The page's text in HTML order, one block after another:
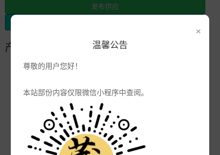
×
温馨公告
尊敬的用户您好！
本站部份内容仅限微信小程序中查阅。
发布供应
产品参数
编号:
青花陶瓷酒瓶生产厂家
3077
厂商:
陶瓷杯子定制厂家
更新:
2022-09-26 15:13:14